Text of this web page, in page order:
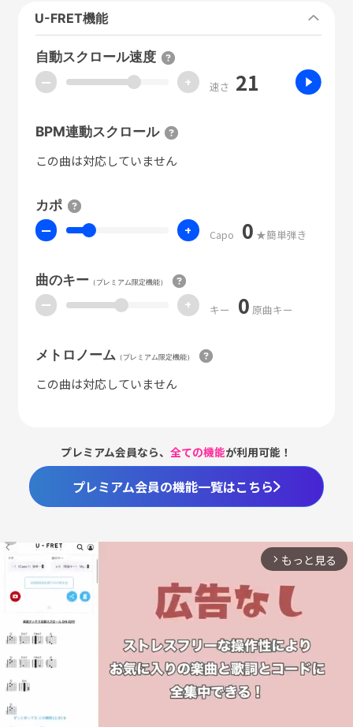
U-FRET機能
自動スクロール速度
ー + 速さ 21
BPM連動スクロール
この曲は対応していません
カポ
ー + Capo 0 ★簡単弾き
曲のキー（プレミアム限定機能）
ー + キー 0 原曲キー
メトロノーム （プレミアム限定機能）
この曲は対応していません
プレミアム会員なら、全ての機能が利用可能！
プレミアム会員の機能一覧はこちら
arrow_forward_ios もっと見る